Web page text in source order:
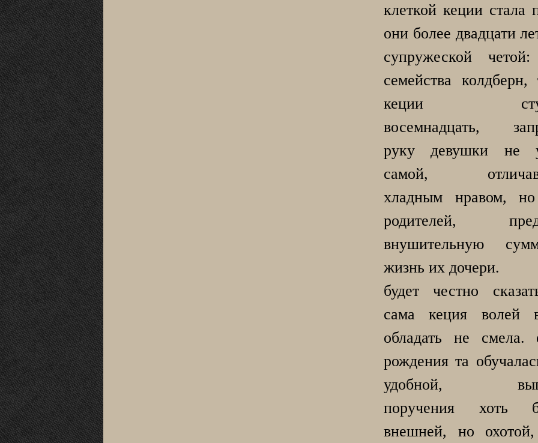
клеткой кеции стала
они более двадцати
супружеской четой:
семейства колдберн,
кеции
восемнадцать,
руку девушки не
самой,
хладным нравом,
родителей,
внушительную
жизнь их дочери.
будет честно
сама кеция волей
обладать не
рождения та
удобной,
поручения
внешней, но охотой,